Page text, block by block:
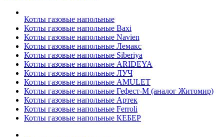
Котлы газовые напольные
Котлы газовые напольные Baxi
Котлы газовые напольные Navien
Котлы газовые напольные Лемакс
Котлы газовые напольные Siberiya
Котлы газовые напольные ARIDEYA
Котлы газовые напольные ЛУЧ
Котлы газовые напольные AMULET
Котлы газовые напольные Гефест-М (аналог Житомир)
Котлы газовые напольные Артек
Котлы газовые напольные Ferroli
Котлы газовые напольные КЕБЕР